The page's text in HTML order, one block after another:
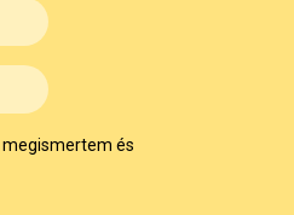
megismertem és